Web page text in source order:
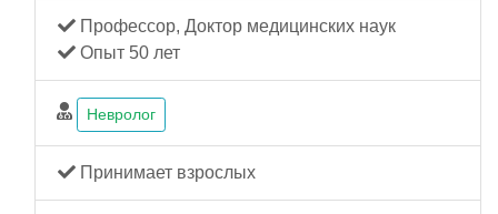
Профессор, Доктор медицинских наук
Опыт 50 лет
Невролог
Принимает взрослых